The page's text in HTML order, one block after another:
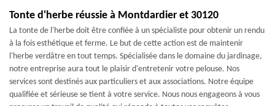
Tonte d'herbe réussie à Montdardier et 30120
La tonte de l'herbe doit être confiée à un spécialiste pour obtenir un rendu
à la fois esthétique et ferme. Le but de cette action est de maintenir
l'herbe verdâtre en tout temps. Spécialisée dans le domaine du jardinage,
notre entreprise aura tout le plaisir d'entretenir votre pelouse. Nos
services sont destinés aux particuliers et aux associations. Notre équipe
qualifiée et sérieuse se tient à votre service. Nous nous engageons à vous